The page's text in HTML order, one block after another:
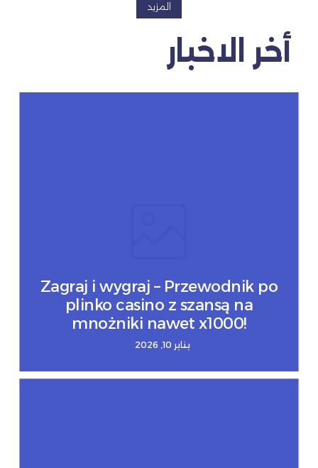
المزيد
أخر الاخبار
Zagraj i wygraj – Przewodnik po
plinko casino z szansą na
mnożniki nawet x1000!
يناير 10, 2026